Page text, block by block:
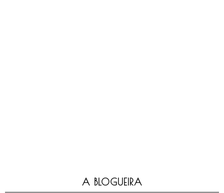
A BLOGUEIRA